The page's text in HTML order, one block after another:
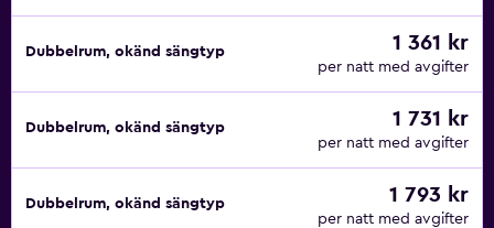
Dubbelrum, okänd sängtyp 1 361 kr
per natt med avgifter
Dubbelrum, okänd sängtyp 1 731 kr
per natt med avgifter
Dubbelrum, okänd sängtyp 1 793 kr
per natt med avgifter